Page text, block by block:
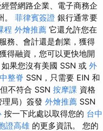
營網路企業、電子商務企
。 菲律賓簽證 銀行通常要
程 外燴推薦 它還允許您在
務、會計還是創業，獲得
得融資，您可以更快地開
果您沒有美國 SSN 或 外
整脊 SSN，只需要 EIN 和
不符合 SSN 按摩課 資格
理局）簽發 外燴推薦 SSN
按一下此處以取得您的 台中
證高雄 的更多資訊。 您的